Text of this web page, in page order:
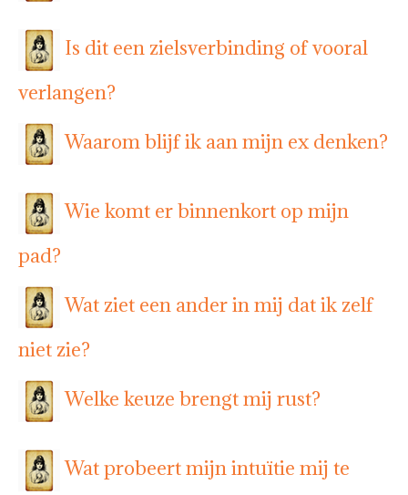
Is dit een zielsverbinding of vooral
verlangen?
Waarom blijf ik aan mijn ex denken?
Wie komt er binnenkort op mijn
pad?
Wat ziet een ander in mij dat ik zelf
niet zie?
Welke keuze brengt mij rust?
Wat probeert mijn intuïtie mij te